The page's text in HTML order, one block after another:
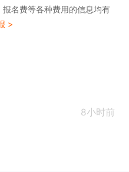
名费等各种费用的信息均有
>
8小时前